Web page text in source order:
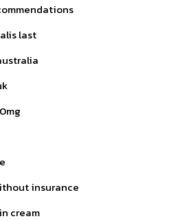
last
insurance
cream